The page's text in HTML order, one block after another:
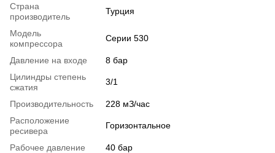
Страна
производитель
Турция
Модель
компрессора
Cерии 530
Давление на входе
8 бар
Цилиндры степень
сжатия
3/1
Производительность
228 мЗ/час
Расположение
ресивера
Горизонтальное
Рабочее давление
40 бар